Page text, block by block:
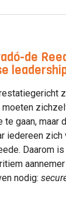
de
gaan, maar
iedereen
Daarom
nodig: